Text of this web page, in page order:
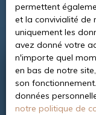
Besoin
permettent
et la convivialité de
uniquement les
avez donné votre
n'importe quel
en bas de notre
son
données
notre politique de